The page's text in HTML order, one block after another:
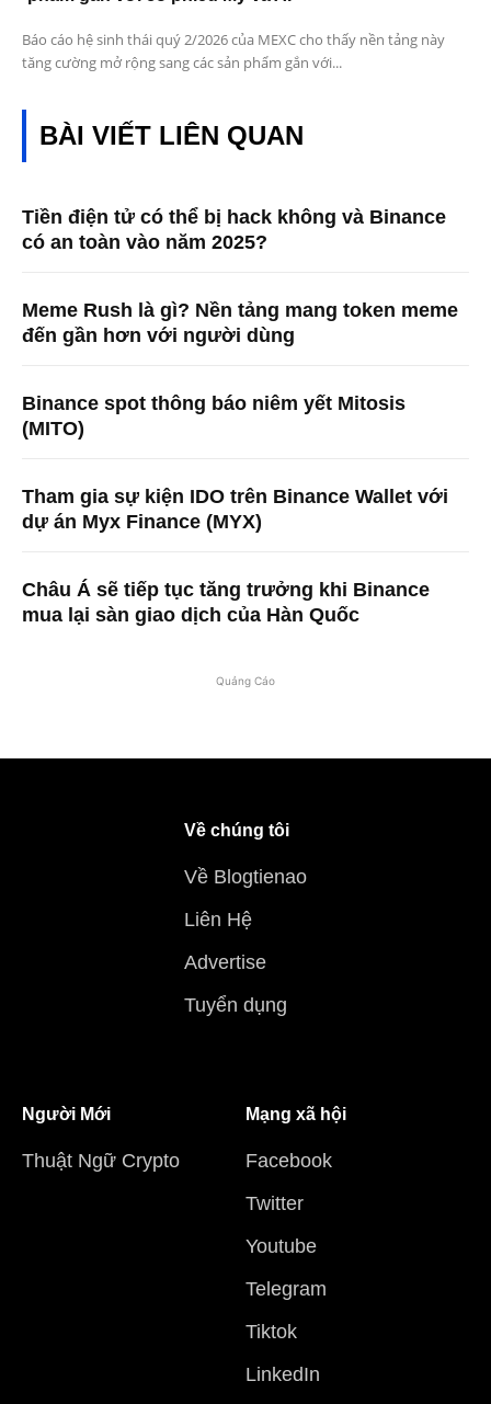
Báo cáo hệ sinh thái quý 2/2026 của MEXC cho thấy nền tảng này
tăng cường mở rộng sang các sản phẩm gắn với...
BÀI VIẾT LIÊN QUAN
Tiền điện tử có thể bị hack không và Binance
có an toàn vào năm 2025?
Meme Rush là gì? Nền tảng mang token meme
đến gần hơn với người dùng
Binance spot thông báo niêm yết Mitosis
(MITO)
Tham gia sự kiện IDO trên Binance Wallet với
dự án Myx Finance (MYX)
Châu Á sẽ tiếp tục tăng trưởng khi Binance
mua lại sàn giao dịch của Hàn Quốc
Quảng Cáo
Về chúng tôi
Về Blogtienao
Liên Hệ
Advertise
Tuyển dụng
Người Mới
Thuật Ngữ Crypto
Mạng xã hội
Facebook
Twitter
Youtube
Telegram
Tiktok
LinkedIn